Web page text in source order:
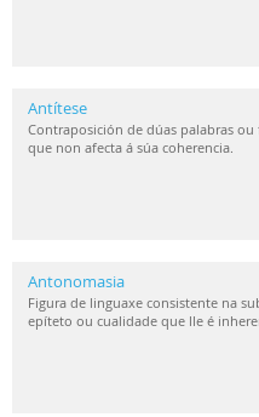
Antítese
Contraposición de dúas palabras
que non afecta á súa coherencia.
Antonomasia
Figura de linguaxe consistente na
epíteto ou cualidade que lle é